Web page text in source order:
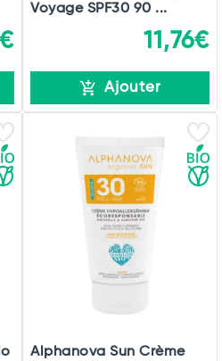
Voyage SPF30 90 ...
11,76€
Ajouter
Alphanova Sun Crème